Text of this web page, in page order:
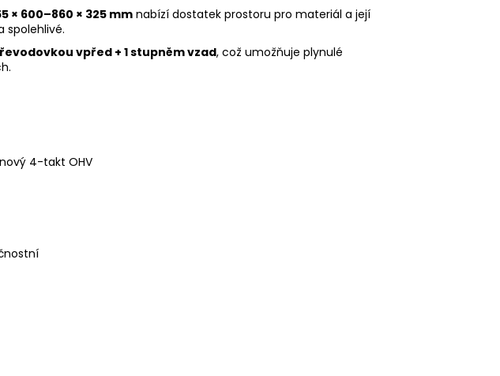
× 600–860 × 325 mm nabízí dostatek prostoru pro materiál a její
spolehlivé.
vpřed + 1 stupněm vzad, což umožňuje plynulé
4-takt OHV